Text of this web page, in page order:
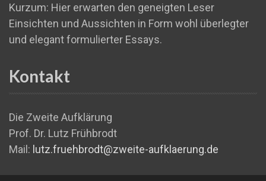
Kurzum: Hier erwarten den geneigten Leser
Einsichten und Aussichten in Form wohl überlegter
und elegant formulierter Essays.
Kontakt
Die Zweite Aufklärung
Prof. Dr. Lutz Frühbrodt
Mail: lutz.fruehbrodt@zweite-aufklaerung.de